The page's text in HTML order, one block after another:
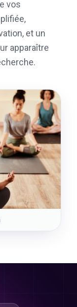
vos
et un
apparaître